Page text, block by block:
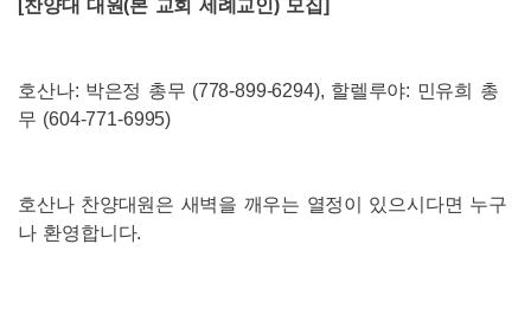
[찬양대 대원(본 교회 세례교인) 모집]
호산나: 박은정 총무 (778-899-6294), 할렐루야: 민유희 총
무 (604-771-6995)
호산나 찬양대원은 새벽을 깨우는 열정이 있으시다면 누구
나 환영합니다.